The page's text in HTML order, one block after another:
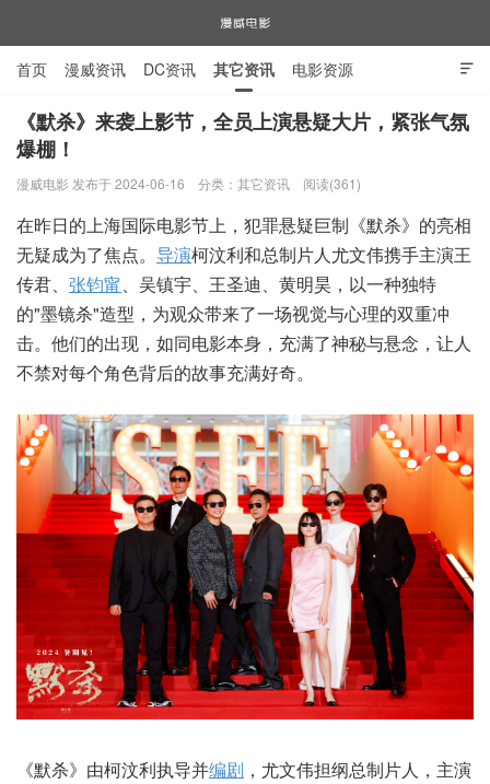
漫威电影

首页 漫威资讯 DC资讯 其它资讯 电影资源
电视剧资源 漫威图片
《默杀》来袭上影节，全员上演悬疑大片，紧张气氛
爆棚！
漫威电影 发布于 2024-06-16 分类： 其它资讯 阅读(361)
在昨日的上海国际电影节上，犯罪悬疑巨制《默杀》的亮相
无疑成为了焦点。 导演柯汶利和总制片人尤文伟携手主演王
传君、 张钧甯、吴镇宇、王圣迪、黄明昊，以一种独特
的"墨镜杀"造型，为观众带来了一场视觉与心理的双重冲
击。他们的出现，如同电影本身，充满了神秘与悬念，让人
不禁对每个角色背后的故事充满好奇。
《默杀》由柯汶利执导并编剧 ，尤文伟担纲总制片人，主演